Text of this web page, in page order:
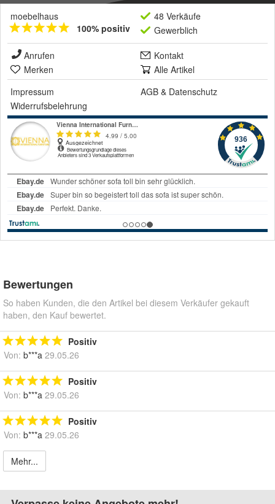
moebelhaus
100% positiv
48 Verkäufe
Gewerblich
Anrufen
Kontakt
Merken
Alle Artikel
Impressum
AGB & Datenschutz
Widerrufsbelehrung
Bewertungen
So haben Kunden, die den Artikel bei diesem Verkäufer gekauft
haben, den Kauf bewertet.
Positiv
Von: b***a 29.05.26
Positiv
Von: b***a 29.05.26
Positiv
Von: b***a 29.05.26
Mehr...